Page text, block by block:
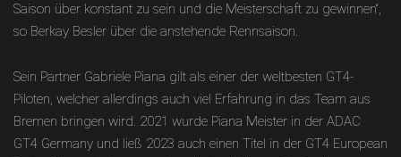
Saison über konstant zu sein und die Meisterschaft zu gewinnen“,
so Berkay Besler über die anstehende Rennsaison.
Sein Partner Gabriele Piana gilt als einer der weltbesten GT4-
Piloten, welcher allerdings auch viel Erfahrung in das Team aus
Bremen bringen wird. 2021 wurde Piana Meister in der ADAC
GT4 Germany und ließ 2023 auch einen Titel in der GT4 European